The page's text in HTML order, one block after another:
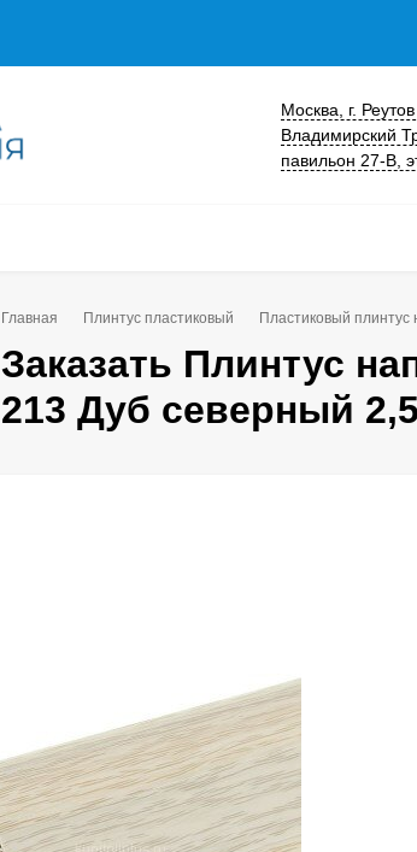
Москва, г.
Владимирский
павильон 27-В,
Главная Плинтус пластиковый Пластиковый плинтус
Заказать Плинтус
213 Дуб северный